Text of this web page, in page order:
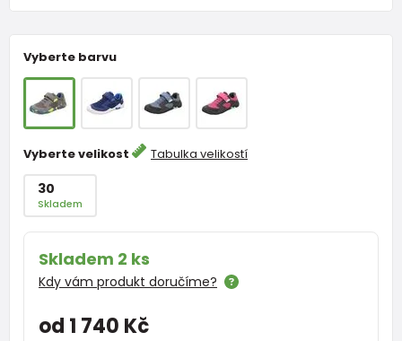
Vyberte barvu
Vyberte velikost Tabulka velikostí
30
Skladem
Skladem 2 ks
Kdy vám produkt doručíme?
od 1 740 Kč